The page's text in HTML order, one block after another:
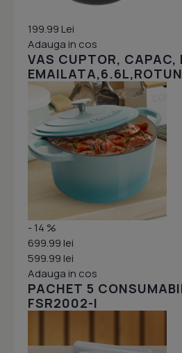
199.99 Lei
Adauga in cos
VAS CUPTOR, CAPAC,
- 14 %
699.99 lei
599.99 lei
Adauga in cos
PACHET 5
FSR2002-I